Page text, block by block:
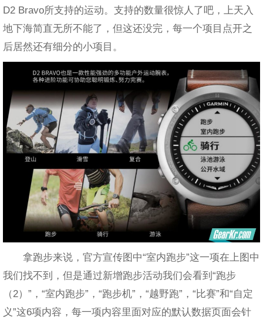
D2 Bravo所支持的运动。支持的数量很惊人了吧，上天入
地下海简直无所不能了，但这还没完，每一个项目点开之
后居然还有细分的小项目。
拿跑步来说，官方宣传图中“室内跑步”这一项在上图中
我们找不到，但是通过新增跑步活动我们会看到“跑步
（2）”，“室内跑步”，“跑步机”，“越野跑”，“比赛”和“自定
义”这6项内容，每一项内容里面对应的默认数据页面会针